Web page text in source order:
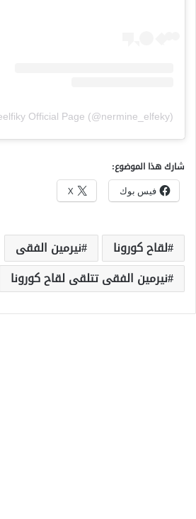
شارك هذا الموضوع:
فيس بوك X
لقاح كورونا
نيرمين الفقى
نيرمين الفقى تتلقى لقاح كورونا